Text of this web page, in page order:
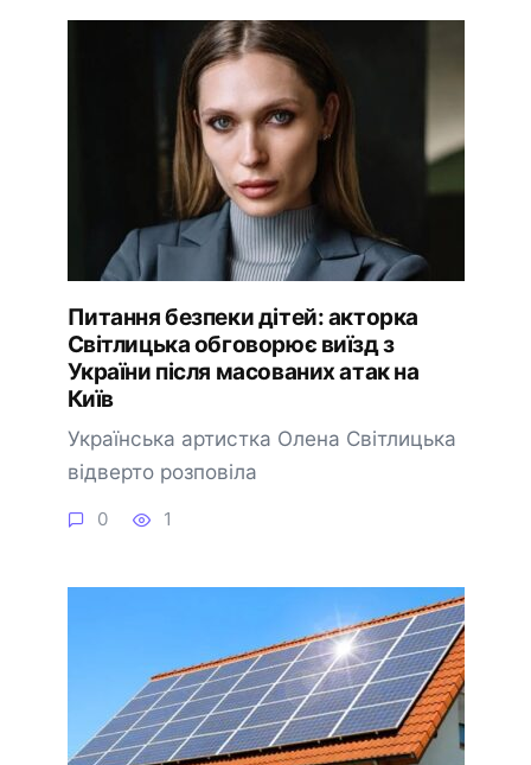
Питання безпеки дітей: акторка
Світлицька обговорює виїзд з
України після масованих атак на
Київ
Українська артистка Олена Світлицька
відверто розповіла
0 1